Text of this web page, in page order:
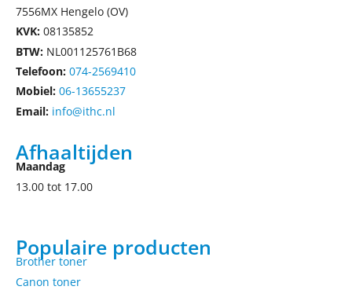
7556MX Hengelo (OV)
KVK: 08135852
BTW: NL001125761B68
Telefoon: 074-2569410
Mobiel: 06-13655237
Email: info@ithc.nl
Afhaaltijden
Maandag
13.00 tot 17.00
Populaire producten
Brother toner
Canon toner